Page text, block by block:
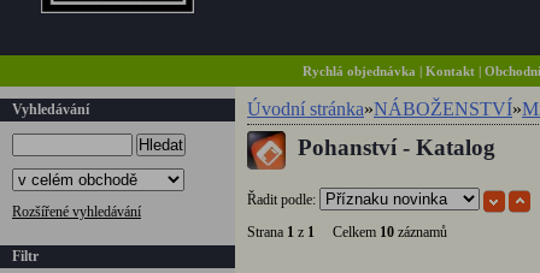
Rychlá objednávka |Kontakt |
Vyhledávání
Hledat
Rozšířené vyhledávání
Filtr
Úvodní stránka»NÁBOŽENSTVÍ»
Pohanství - Katalog
Řadit podle:
Strana 1 z 1 Celkem 10 záznamů